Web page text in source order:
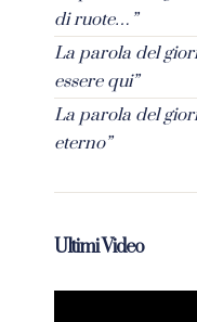
di ruote…”
La parola del
essere qui”
La parola del
eterno”
Ultimi Video